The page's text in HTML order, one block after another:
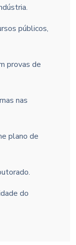
públicos,
provas de
nas
plano de
do